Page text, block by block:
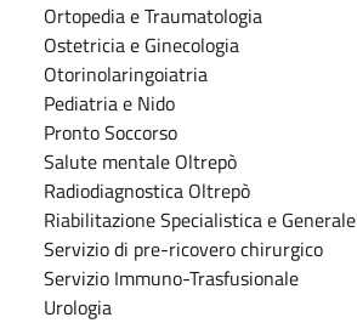
Ortopedia e Traumatologia
Ostetricia e Ginecologia
Otorinolaringoiatria
Pediatria e Nido
Pronto Soccorso
Salute mentale Oltrepò
Radiodiagnostica Oltrepò
Riabilitazione Specialistica e Generale
Servizio di pre-ricovero chirurgico
Servizio Immuno-Trasfusionale
Urologia